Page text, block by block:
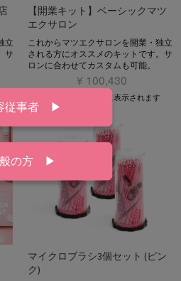
従事者 ▶
の方 ▶
立
サ
【開業キット】ベーシックマツ
エクサロン
これからマツエクサロンを開業・独立
される方にオススメのキットです。サ
ロンに合わせてカスタムも可能。
¥ 100,430
後に表示されます
マイクロブラシ3個セット (ピン
ク)